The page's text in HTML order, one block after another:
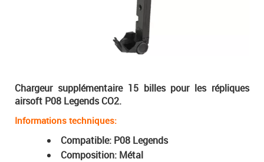
Chargeur supplémentaire 15 billes pour les répliques
airsoft P08 Legends CO2.
Informations techniques:
Compatible: P08 Legends
Composition: Métal